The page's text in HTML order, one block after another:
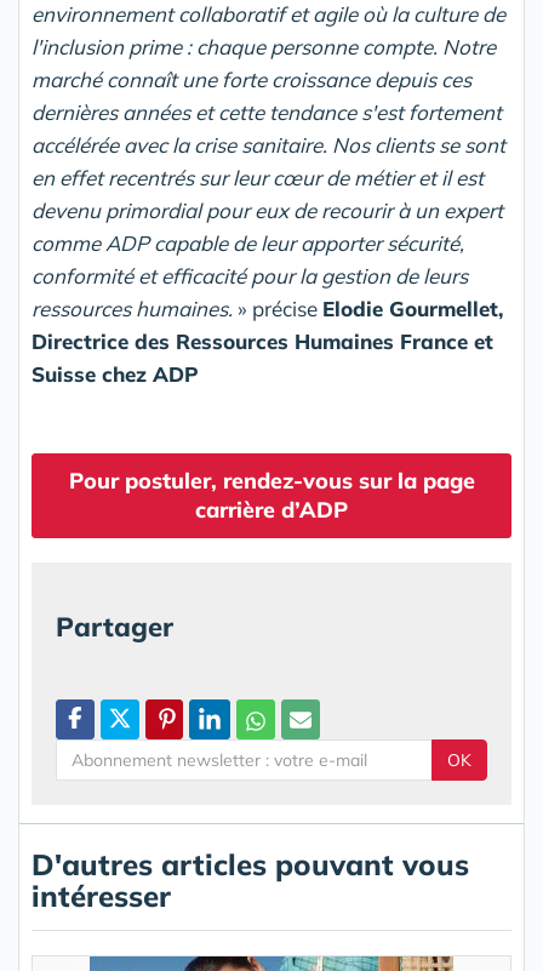
environnement collaboratif et agile où la culture de
l'inclusion prime : chaque personne compte. Notre
marché connaît une forte croissance depuis ces
dernières années et cette tendance s'est fortement
accélérée avec la crise sanitaire. Nos clients se sont
en effet recentrés sur leur cœur de métier et il est
devenu primordial pour eux de recourir à un expert
comme ADP capable de leur apporter sécurité,
conformité et efficacité pour la gestion de leurs
ressources humaines.» précise Elodie Gourmellet,
Directrice des Ressources Humaines France et
Suisse chez ADP
Pour postuler, rendez-vous sur la page
carrière d’ADP
Partager
OK
D'autres articles pouvant vous
intéresser